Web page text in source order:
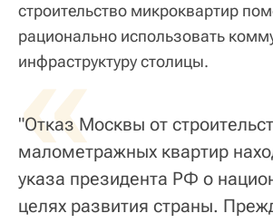
строительство микроквартир
рационально использовать
инфраструктуру столицы.
«
"Отказ Москвы от
малометражных квартир
указа президента РФ о
целях развития страны.